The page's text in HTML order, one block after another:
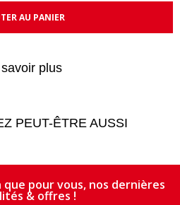
AU PANIER
plus
PEUT-ÊTRE AUSSI
pour vous, nos dernières
& offres !